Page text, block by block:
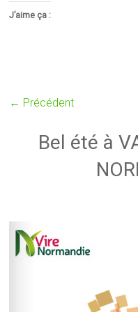
J’aime ça :
← Précédent
Bel été à